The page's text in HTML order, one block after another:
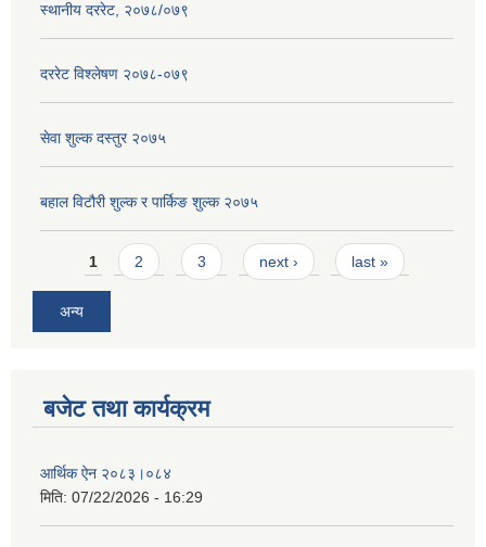
स्थानीय दररेट, २०७८/०७९
दररेट विश्लेषण २०७८-०७९
सेवा शुल्क दस्तुर २०७५
बहाल विटौरी शुल्क र पार्किङ शुल्क २०७५
Pages
1 2 3 next › last »
अन्य
बजेट तथा कार्यक्रम
आर्थिक ऐन २०८३।०८४
मिति: 07/22/2026 - 16:29